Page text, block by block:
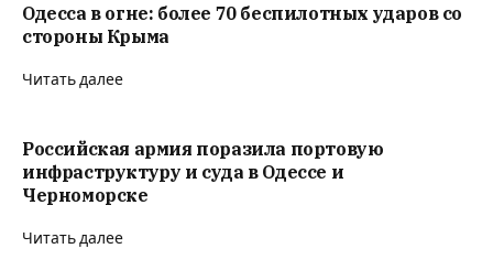
Одесса в огне: более 70 беспилотных ударов со
стороны Крыма
Читать далее
Российская армия поразила портовую
инфраструктуру и суда в Одессе и
Черноморске
Читать далее